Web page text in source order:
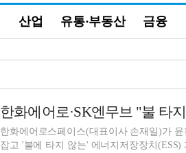
산업 유통·부동산 금융
한화에어로·SK엔무브 "불 타
한화에어로스페이스(대표이사 손재일)가
잡고 '불에 타지 않는' 에너지저장장치